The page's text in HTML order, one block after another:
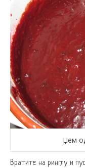
Џем
Вратите на ринглу и